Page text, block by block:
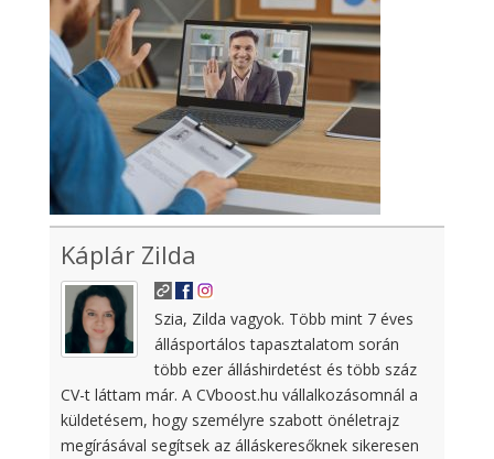
Káplár Zilda
Szia, Zilda vagyok. Több mint 7 éves
állásportálos tapasztalatom során
több ezer álláshirdetést és több száz
CV-t láttam már. A CVboost.hu vállalkozásomnál a
küldetésem, hogy személyre szabott önéletrajz
megírásával segítsek az álláskeresőknek sikeresen